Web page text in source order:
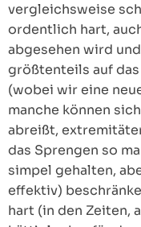
vergleichsweise
ordentlich hart,
abgesehen wird
größtenteils auf
(wobei wir eine
manche können
abreißt,
das Sprengen so
simpel gehalten,
effektiv)
hart (in den Zeiten,